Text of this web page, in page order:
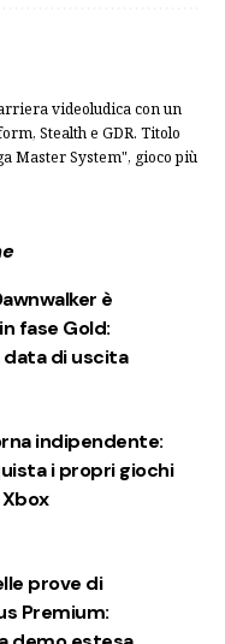
videoludica con un
Stealth e GDR. Titolo
Master System", gioco più
è
fase Gold:
di uscita
indipendente:
i propri giochi
prove di
Premium: